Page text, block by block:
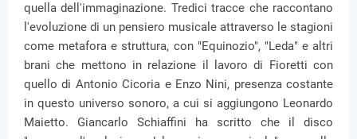
quella dell'immaginazione. Tredici tracce che raccontano
l'evoluzione di un pensiero musicale attraverso le stagioni
come metafora e struttura, con "Equinozio", "Leda" e altri
brani che mettono in relazione il lavoro di Fioretti con
quello di Antonio Cicoria e Enzo Nini, presenza costante
in questo universo sonoro, a cui si aggiungono Leonardo
Maietto. Giancarlo Schiaffini ha scritto che il disco